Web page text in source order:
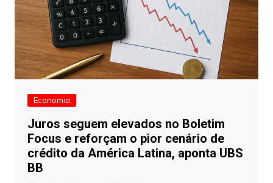
Economia
Juros seguem elevados no Boletim
Focus e reforçam o pior cenário de
crédito da América Latina, aponta UBS
BB